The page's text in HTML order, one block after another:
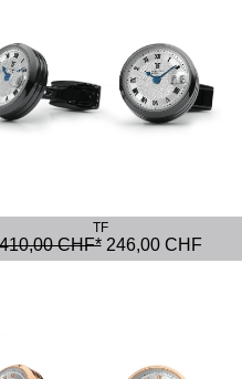
TF
CHF*246,00 CHF